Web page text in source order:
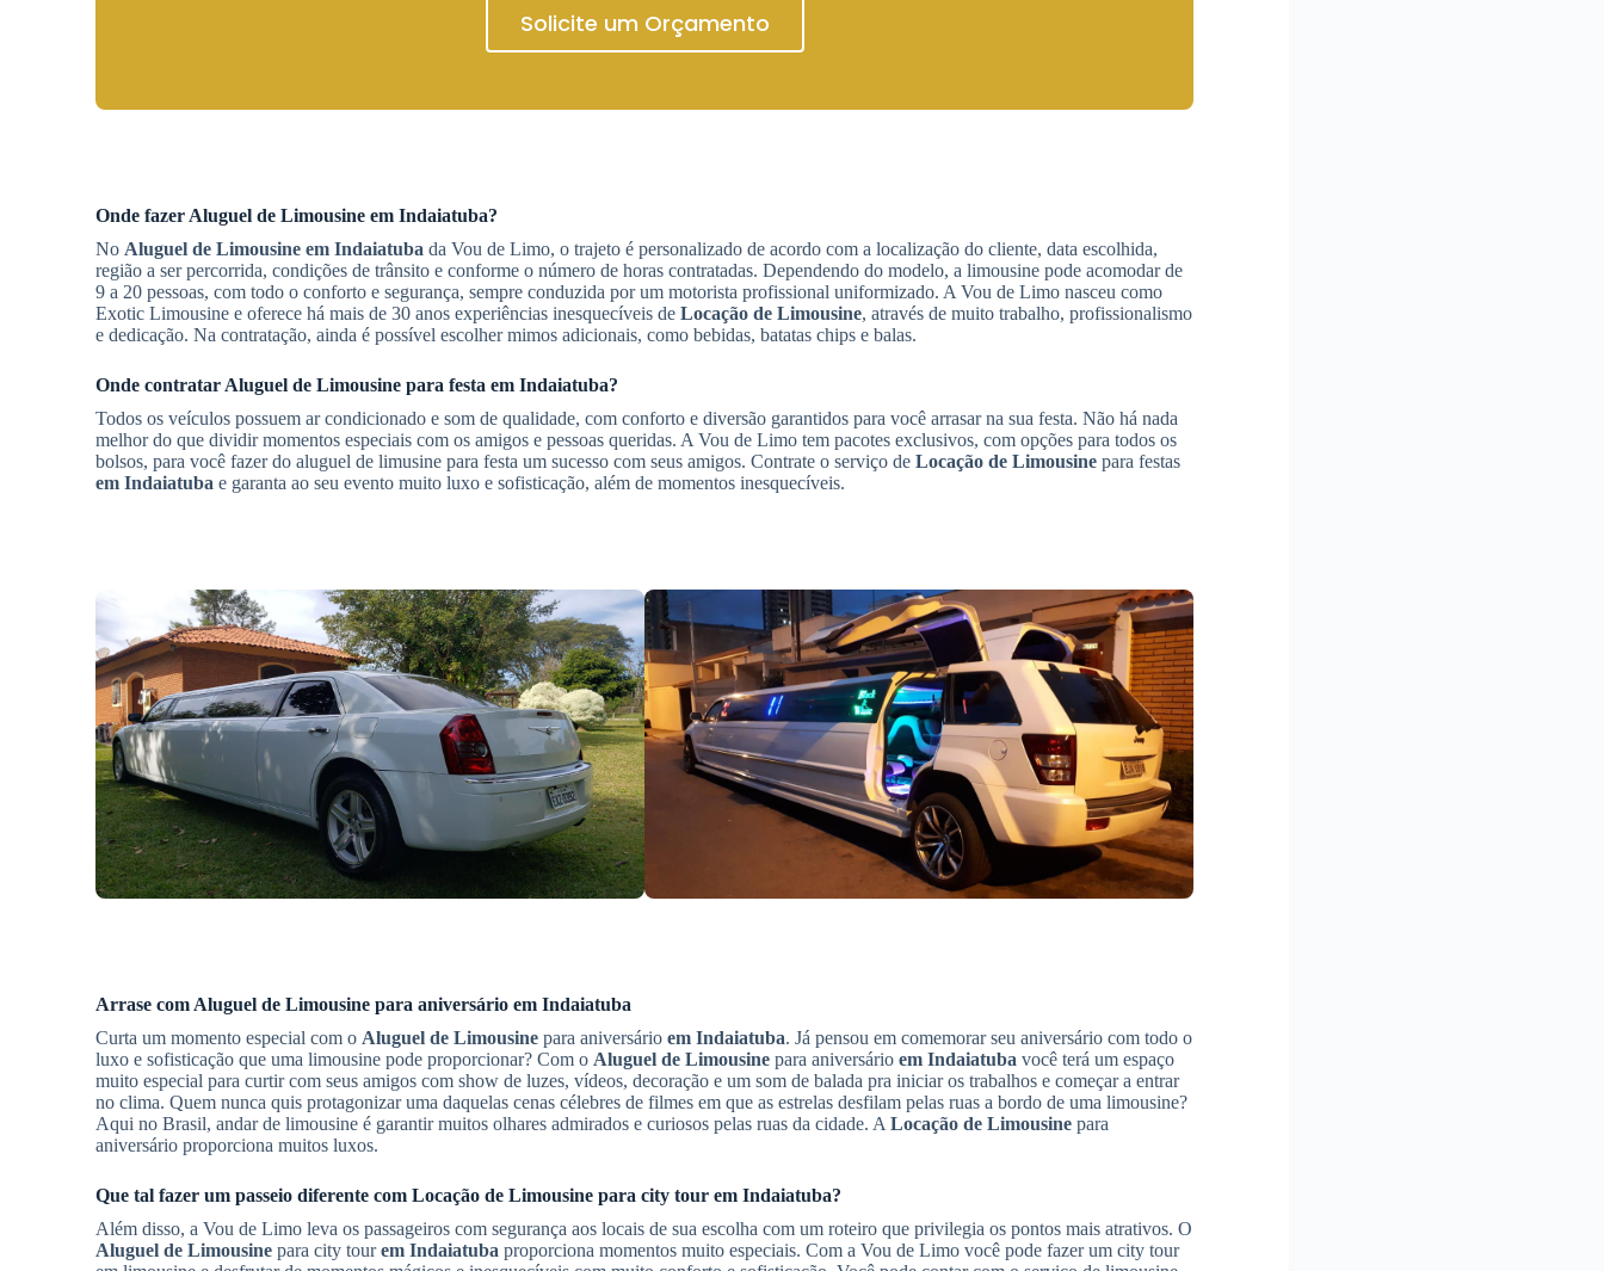
Solicite um Orçamento
Onde fazer Aluguel de Limousine em Indaiatuba?
No Aluguel de Limousine em Indaiatuba da Vou de Limo, o trajeto é personalizado de acordo com a localização do cliente, data escolhida,
região a ser percorrida, condições de trânsito e conforme o número de horas contratadas. Dependendo do modelo, a limousine pode acomodar de
9 a 20 pessoas, com todo o conforto e segurança, sempre conduzida por um motorista profissional uniformizado. A Vou de Limo nasceu como
Exotic Limousine e oferece há mais de 30 anos experiências inesquecíveis de Locação de Limousine, através de muito trabalho, profissionalismo
e dedicação. Na contratação, ainda é possível escolher mimos adicionais, como bebidas, batatas chips e balas.
Onde contratar Aluguel de Limousine para festa em Indaiatuba?
Todos os veículos possuem ar condicionado e som de qualidade, com conforto e diversão garantidos para você arrasar na sua festa. Não há nada
melhor do que dividir momentos especiais com os amigos e pessoas queridas. A Vou de Limo tem pacotes exclusivos, com opções para todos os
bolsos, para você fazer do aluguel de limusine para festa um sucesso com seus amigos. Contrate o serviço de Locação de Limousine para festas
em Indaiatuba e garanta ao seu evento muito luxo e sofisticação, além de momentos inesquecíveis.
Arrase com Aluguel de Limousine para aniversário em Indaiatuba
Curta um momento especial com o Aluguel de Limousine para aniversário em Indaiatuba. Já pensou em comemorar seu aniversário com todo o
luxo e sofisticação que uma limousine pode proporcionar? Com o Aluguel de Limousine para aniversário em Indaiatuba você terá um espaço
muito especial para curtir com seus amigos com show de luzes, vídeos, decoração e um som de balada pra iniciar os trabalhos e começar a entrar
no clima. Quem nunca quis protagonizar uma daquelas cenas célebres de filmes em que as estrelas desfilam pelas ruas a bordo de uma limousine?
Aqui no Brasil, andar de limousine é garantir muitos olhares admirados e curiosos pelas ruas da cidade. A Locação de Limousine para
aniversário proporciona muitos luxos.
Que tal fazer um passeio diferente com Locação de Limousine para city tour em Indaiatuba?
Além disso, a Vou de Limo leva os passageiros com segurança aos locais de sua escolha com um roteiro que privilegia os pontos mais atrativos. O
Aluguel de Limousine para city tourem Indaiatuba proporciona momentos muito especiais. Com a Vou de Limo você pode fazer um city tour